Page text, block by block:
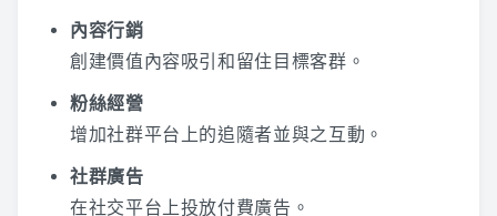
內容行銷
創建價值內容吸引和留住目標客群。
粉絲經營
增加社群平台上的追隨者並與之互動。
社群廣告
在社交平台上投放付費廣告。